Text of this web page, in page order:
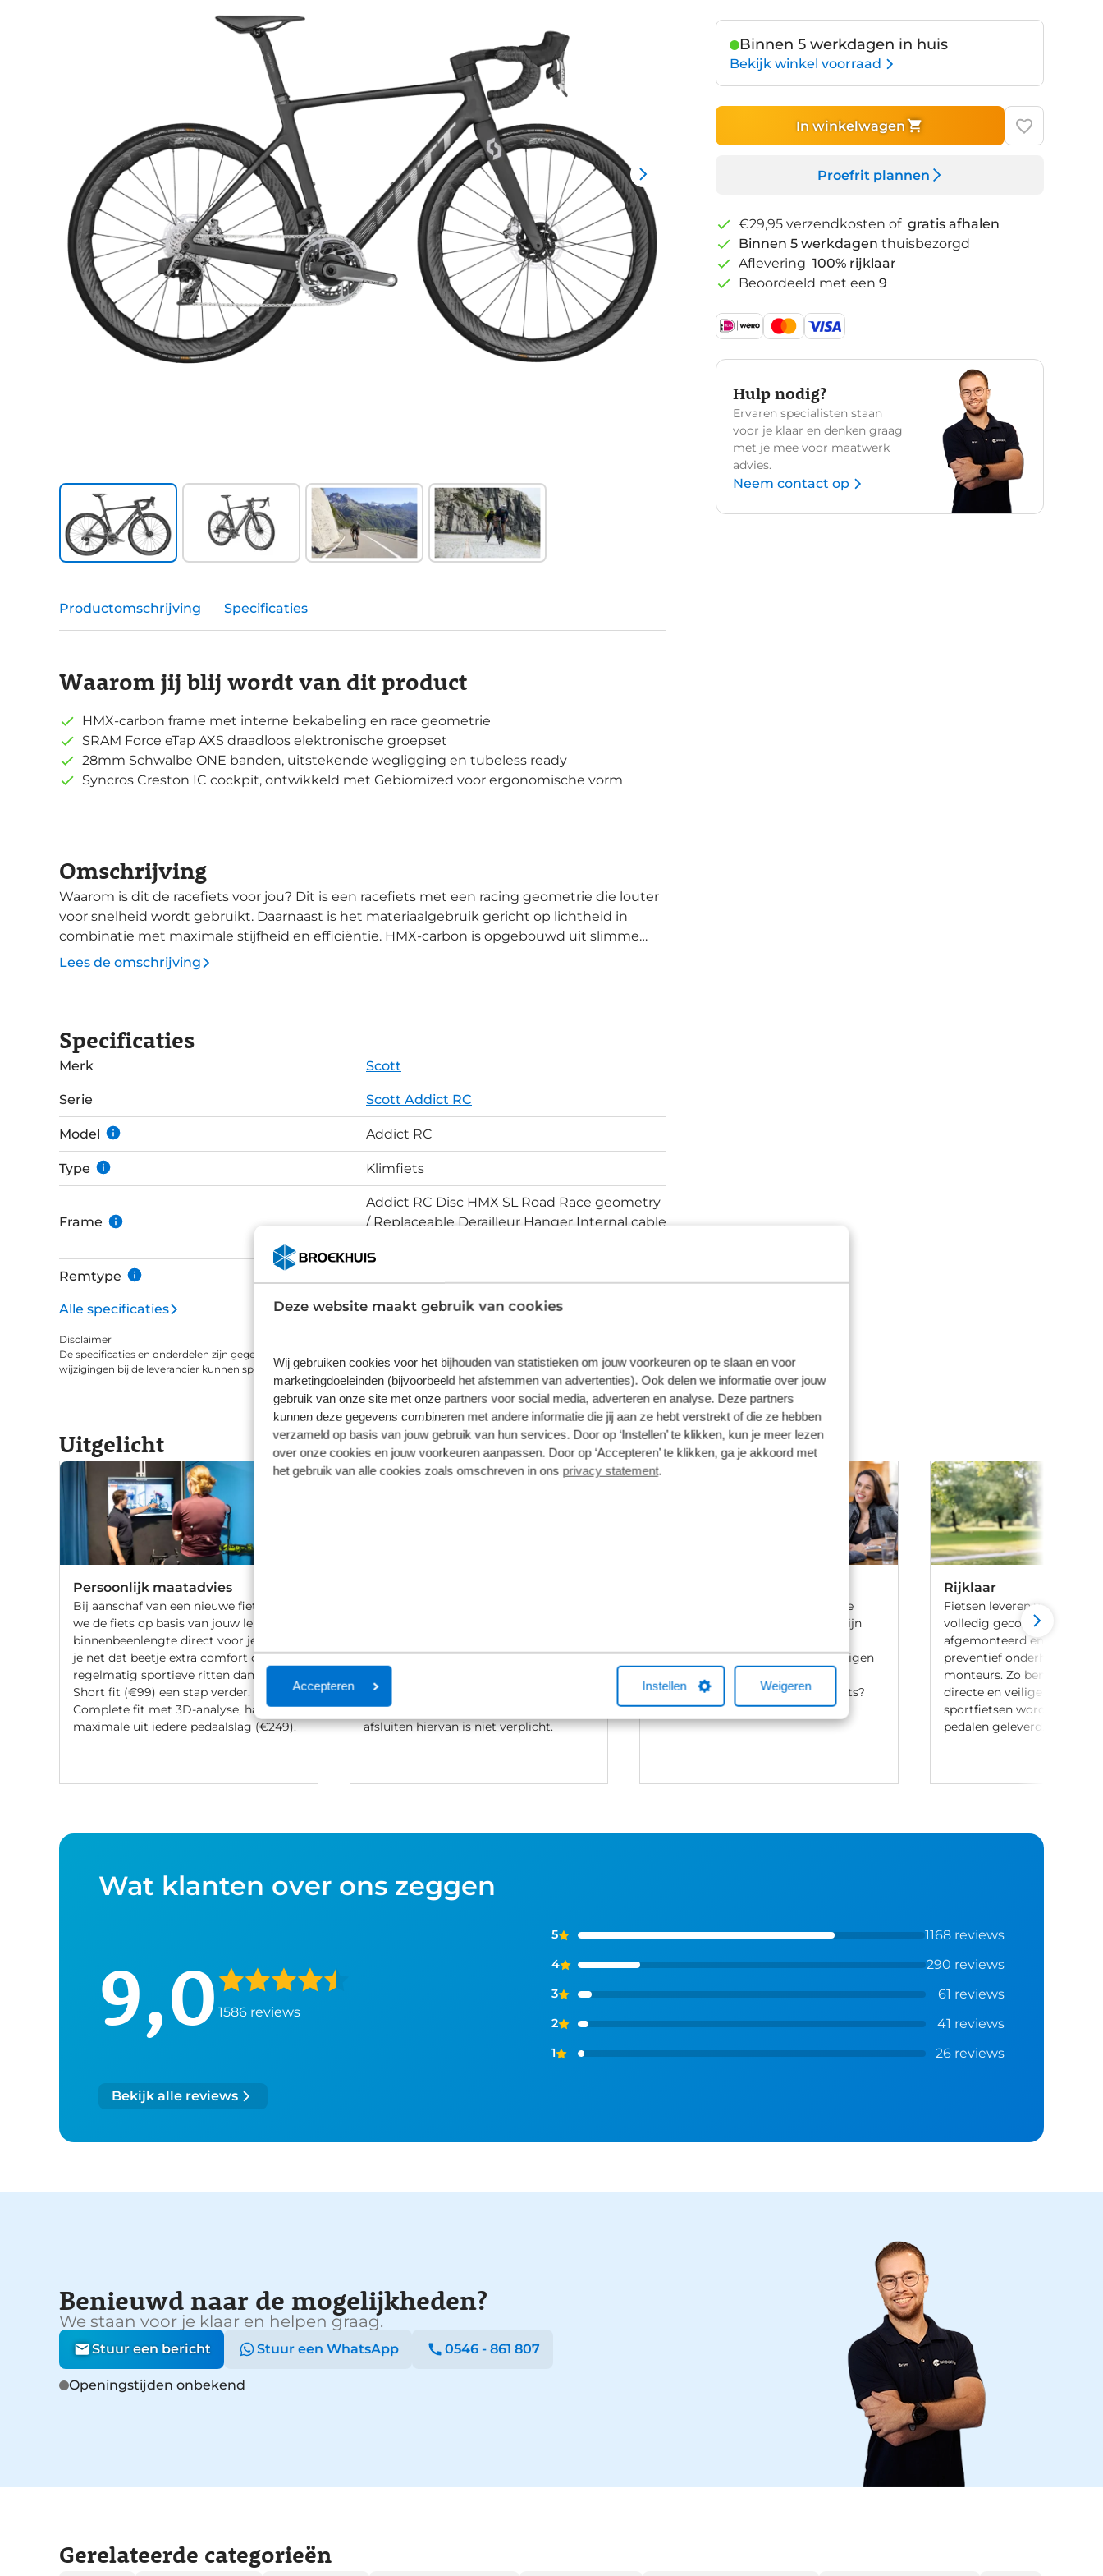
Deze website maakt gebruik van cookies
Wij gebruiken cookies voor het bijhouden van statistieken om jouw voorkeuren op te slaan en voor
marketingdoeleinden (bijvoorbeeld het afstemmen van advertenties). Ook delen we informatie over jouw
gebruik van onze site met onze partners voor social media, adverteren en analyse. Deze partners
kunnen deze gegevens combineren met andere informatie die jij aan ze hebt verstrekt of die ze hebben
verzameld op basis van jouw gebruik van hun services. Door op ‘Instellen’ te klikken, kun je meer lezen
over onze cookies en jouw voorkeuren aanpassen. Door op ‘Accepteren’ te klikken, ga je akkoord met
het gebruik van alle cookies zoals omschreven in ons privacy statement.
Accepteren Instellen Weigeren
Binnen 5 werkdagen in huis
Bekijk winkel voorraad
In winkelwagen
Proefrit plannen
€29,95 verzendkosten of gratis afhalen
Binnen 5 werkdagen thuisbezorgd
Aflevering 100% rijklaar
Beoordeeld met een 9
Hulp nodig?
Ervaren specialisten staan
voor je klaar en denken graag
met je mee voor maatwerk
advies.
Neem contact op
Productomschrijving Specificaties
Waarom jij blij wordt van dit product
HMX-carbon frame met interne bekabeling en race geometrie
SRAM Force eTap AXS draadloos elektronische groepset
28mm Schwalbe ONE banden, uitstekende wegligging en tubeless ready
Syncros Creston IC cockpit, ontwikkeld met Gebiomized voor ergonomische vorm
Omschrijving
Waarom is dit de racefiets voor jou? Dit is een racefiets met een racing geometrie die louter
voor snelheid wordt gebruikt. Daarnaast is het materiaalgebruik gericht op lichtheid in
combinatie met maximale stijfheid en efficiëntie. HMX-carbon is opgebouwd uit slimme
carbonlagen en verstevigingen in belangrijke zones die het gewicht laag houdt en de
verliezen. Deze Addict RC Ultimate is voorzien van een lichte en aerodynamische Syncros
Creston IC combo cockpit die ontwikkeld is met Gebiomized, wat een ultiem ergonomische
vorm tot gevolg heeft. Elektronisch schakelen over 2x12 versnellingen gaat uitmuntend
met de SRAM Force eTap AXS groepset. Syncros Capital 1.0 35 Disc velgen met 35mm
hoogte wegen slechts 1575 gram en zijn ideaal voor allround gebruik. Samen met de 28mm
Schwalbe PRO ONE banden vormt het de basis voor snelle polderritten en klimetappes in
de bergen.
Lees de omschrijving
Specificaties
Merk Scott
Serie Scott Addict RC
Model Addict RC
Type Klimfiets
Frame
Addict RC Disc HMX SL Road Race geometry
/ Replaceable Derailleur Hanger Internal cable
Remtype
Alle specificaties
Disclaimer
De specificaties en onderdelen zijn gegeven op basis van aanlevering van de leverancier. Op basis van beschikbaarheid of
wijzigingen bij de leverancier kunnen specificaties afwijken.
Uitgelicht
Persoonlijk maatadvies
Bij aanschaf van een nieuwe fiets stellen
we de fiets op basis van jouw lengte en
binnenbeenlengte direct voor je af. Wil
je net dat beetje extra comfort of fiets je
regelmatig sportieve ritten dan gaat de
Short fit (€99) een stap verder. Met een
Complete fit met 3D-analyse, haal je het
maximale uit iedere pedaalslag (€249).
met één van onze medewerkers. Kocht
aankoop bellen we je altijd om te
helpen met een fietsverzekering. Het
afsluiten hiervan is niet verplicht.
Bij Broekhuis ben je aan het goede
adres om een fiets te leasen. Wij zijn
maatschappijen en hebben onze eigen
vragen over het leasen van een fiets?
Neem gerust contact met ons op.
Rijklaar
Fietsen leveren we 100%
volledig gecontroleerd,
afgemonteerd en voorzien
preventief onderhoud door
monteurs. Zo ben je
directe en veilige ritten. Let
sportfietsen worden
pedalen geleverd.
Wat klanten over ons zeggen
9,0 1586 reviews
5 1168 reviews
4 290 reviews
3 61 reviews
2 41 reviews
1 26 reviews
Bekijk alle reviews
Benieuwd naar de mogelijkheden?
We staan voor je klaar en helpen graag.
Stuur een bericht Stuur een WhatsApp 0546 - 861 807
Openingstijden onbekend
Gerelateerde categorieën